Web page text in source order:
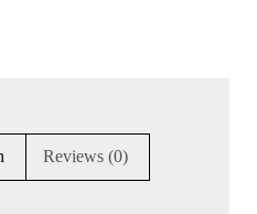
Reviews (0)